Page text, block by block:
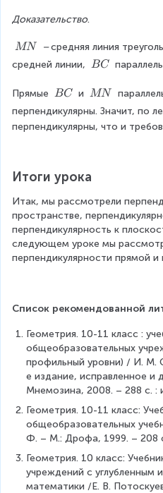
}
D
p
M
N
Доказательство.
\
\
M
N
MN – средняя линия
средней линии, \
B
C
BC
Прямые \
\
BC и \
\
N
MN
перпендикулярны. Значит, по
перпендикулярны, что и
Итоги урока
Итак, мы рассмотрели
пространстве,
перпендикулярность к
следующем уроке мы
перпендикулярности прямой и
Список рекомендованной
Геометрия. 10-11 класс :
общеобразовательных
профильный уровни) / И. М.
е издание, исправленное и
Мнемозина, 2008. – 288 с. :
Геометрия. 10-11 класс:
общеобразовательных
Ф. – М.: Дрофа, 1999. – 208
Геометрия. 10 класс:
учреждений с углубленным
математики /Е. В.